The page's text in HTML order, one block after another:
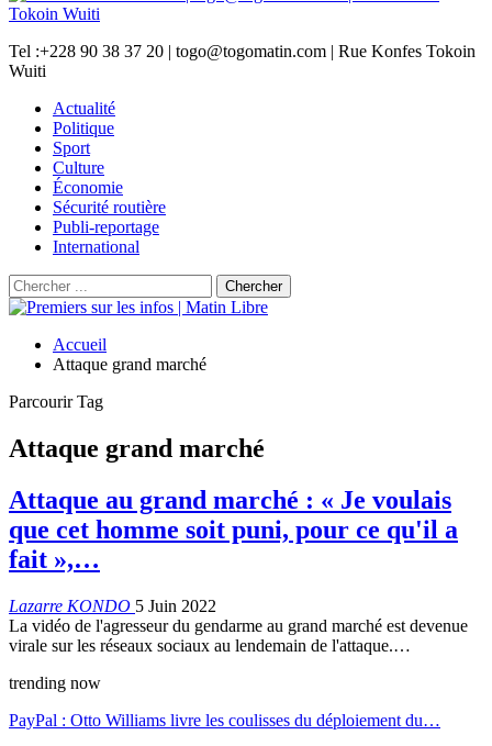
Tel :+228 90 38 37 20 | togo@togomatin.com | Rue Konfes Tokoin
Wuiti
Actualité
Politique
Sport
Culture
Économie
Sécurité routière
Publi-reportage
International
Accueil
Attaque grand marché
Parcourir Tag
Attaque grand marché
Attaque au grand marché : « Je voulais
que cet homme soit puni, pour ce qu'il a
fait »,…
Lazarre KONDO 5 Juin 2022
La vidéo de l'agresseur du gendarme au grand marché est devenue
virale sur les réseaux sociaux au lendemain de l'attaque.…
trending now
PayPal : Otto Williams livre les coulisses du déploiement du…